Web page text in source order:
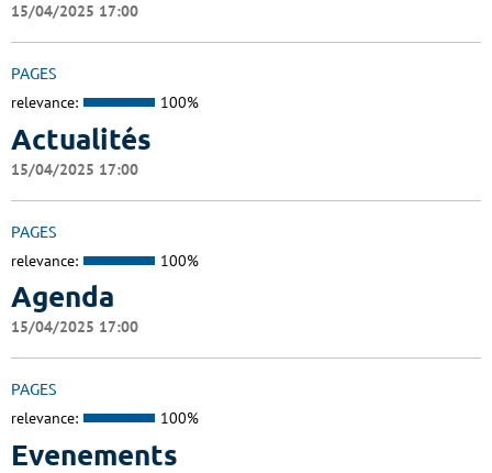
15/04/2025 17:00
PAGES
relevance: 100%
Actualités
15/04/2025 17:00
PAGES
relevance: 100%
Agenda
15/04/2025 17:00
PAGES
relevance: 100%
Evenements